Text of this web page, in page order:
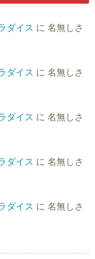
ダイス に 名無しさ
ダイス に 名無しさ
ダイス に 名無しさ
ダイス に 名無しさ
ダイス に 名無しさ